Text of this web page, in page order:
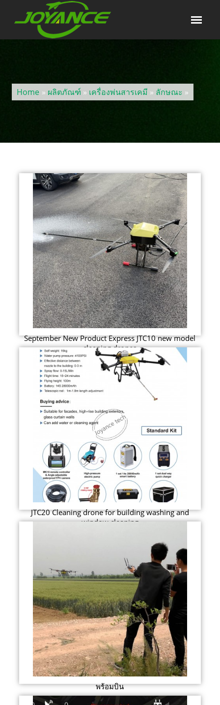
Home » ผลิตภัณฑ์ » เครื่องพ่นสารเคมี » ลักษณะ »
September New Product Express JTC10 new model
cleaning drones
JTC20 Cleaning drone for building washing and
window cleaning
พร้อมบิน